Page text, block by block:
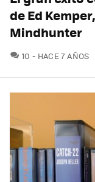
de Ed
Mindhunter
10 COMENTARIOS
HACE 7 AÑOS